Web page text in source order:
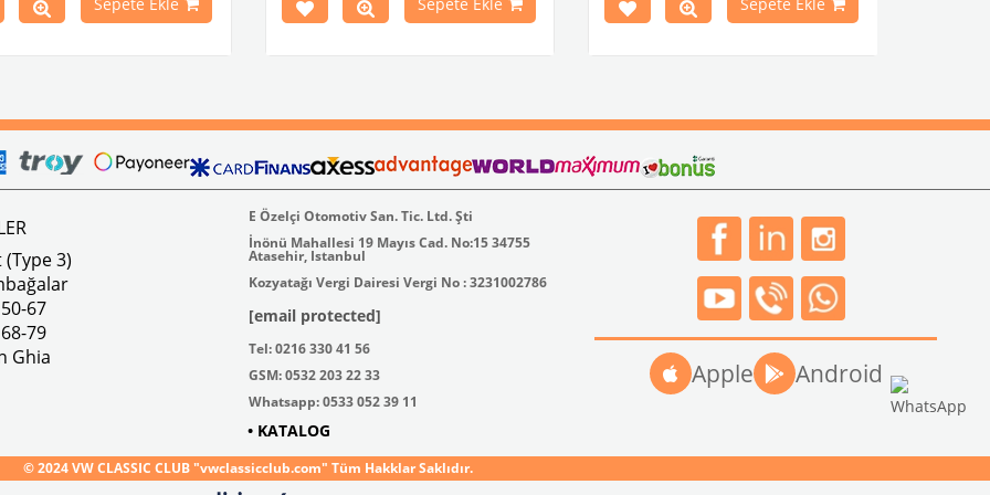
1973 Yılları Arasındaki Variant
1968-1979 Yılları Arasındaki T2
(Type 3)
67
79
Ghia
E Özelçi Otomotiv San. Tic. Ltd. Şti
İnönü Mahallesi 19 Mayıs Cad. No:15 34755
Atasehir, Istanbul
Kozyatağı Vergi Dairesi Vergi No : 3231002786
[email protected]
Tel: 0216 330 41 56
GSM: 0532 203 22 33
Whatsapp: 0533 052 39 11
Apple Android
• KATALOG
© 2024 VW CLASSIC CLUB "vwclassicclub.com" Tüm Hakklar Saklıdır.